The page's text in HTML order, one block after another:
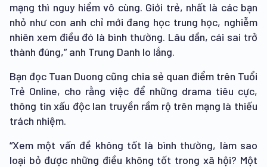
mạng thì nguy hiểm vô cùng. Giới trẻ, nhất là các bạn
nhỏ như con anh chỉ mới đang học trung học, nghiễm
nhiên xem điều đó là bình thường. Lâu dần, cái sai trở
thành đúng,” anh Trung Danh lo lắng.
Bạn đọc Tuan Duong cũng chia sẻ quan điểm trên Tuổi
Trẻ Online, cho rằng việc để những drama tiêu cực,
thông tin xấu độc lan truyền rầm rộ trên mạng là thiếu
trách nhiệm.
“Xem một vấn đề không tốt là bình thường, làm sao
loại bỏ được những điều không tốt trong xã hội? Một